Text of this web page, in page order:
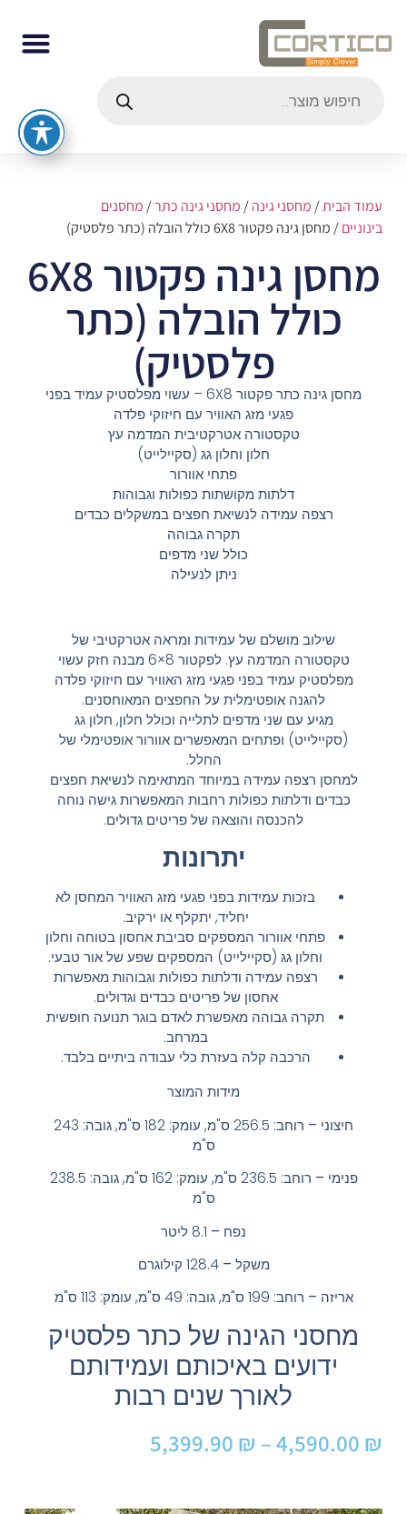
עמוד הבית/מחסני גינה/מחסני גינה כתר/מחסנים
בינוניים/ מחסן גינה פקטור 6X8 כולל הובלה (כתר פלסטיק)
מחסן גינה פקטור 6X8
כולל הובלה (כתר
פלסטיק)
מחסן גינה כתר פקטור 6X8 – עשוי מפלסטיק עמיד בפני
פגעי מזג האוויר עם חיזוקי פלדה
טקסטורה אטרקטיבית המדמה עץ
חלון וחלון גג (סקיילייט)
פתחי אוורור
דלתות מקושתות כפולות וגבוהות
רצפה עמידה לנשיאת חפצים במשקלים כבדים
תקרה גבוהה
כולל שני מדפים
ניתן לנעילה
שילוב מושלם של עמידות ומראה אטרקטיבי של
טקסטורה המדמה עץ. לפקטור 8×6
מבנה חזק עשוי
מפלסטיק עמיד בפני פגעי מזג האוויר עם חיזוקי פלדה
להגנה אופטימלית על החפצים המאוחסנים.
מגיע עם שני מדפים לתלייה וכולל חלון, חלון גג
(סקיילייט) ופתחים המאפשרים אוורור אופטימלי של
החלל.
למחסן רצפה עמידה במיוחד המתאימה לנשיאת חפצים
כבדים ודלתות כפולות רחבות המאפשרות גישה נוחה
להכנסה והוצאה של פריטים גדולים.
יתרונות
בזכות עמידות בפני פגעי מזג האוויר המחסן לא
יחליד, יתקלף או ירקיב.
פתחי אוורור המספקים סביבת אחסון בטוחה וחלון
וחלון גג (סקיילייט) המספקים שפע של אור טבעי.
רצפה עמידה ודלתות כפולות וגבוהות מאפשרות
אחסון של פריטים כבדים וגדולים.
תקרה גבוהה מאפשרת לאדם בוגר תנועה חופשית
במרחב.
הרכבה קלה בעזרת כלי עבודה ביתיים בלבד.
מידות המוצר
חיצוני – רוחב: 256.5 ס"מ, עומק: 182
ס"מ, גובה: 243
ס"מ
פנימי –
רוחב: 236.5 ס"מ, עומק: 162 ס"מ, גובה: 238.5
ס"מ
נפח –
משקל – 128.4 קילוגרם
אריזה – רוחב: 199 ס"מ, גובה: 49 ס"מ, עומק: 113 ס"מ
מחסני הגינה של כתר פלסטיק
ידועים באיכותם ועמידותם
לאורך שנים רבות
4,590.00 ₪
–
5,399.90 ₪